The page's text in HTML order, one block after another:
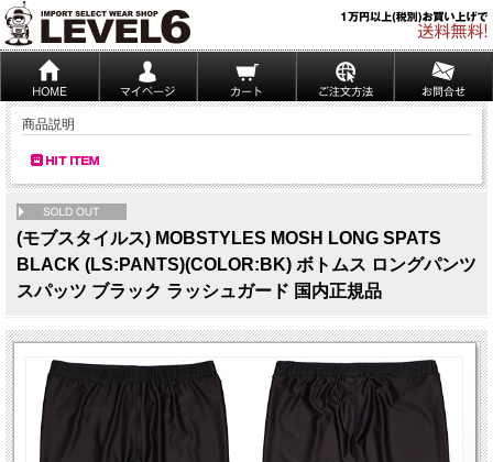
商品説明
(モブスタイルス) MOBSTYLES MOSH LONG SPATS
BLACK (LS:PANTS)(COLOR:BK) ボトムス ロングパンツ
スパッツ ブラック ラッシュガード 国内正規品